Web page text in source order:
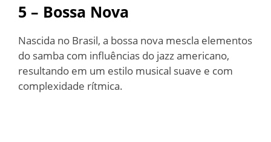
5 – Bossa Nova
Nascida no Brasil, a bossa nova mescla elementos
do samba com influências do jazz americano,
resultando em um estilo musical suave e com
complexidade rítmica.